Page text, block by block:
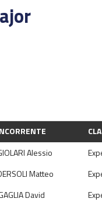
Alessio
Matteo
David